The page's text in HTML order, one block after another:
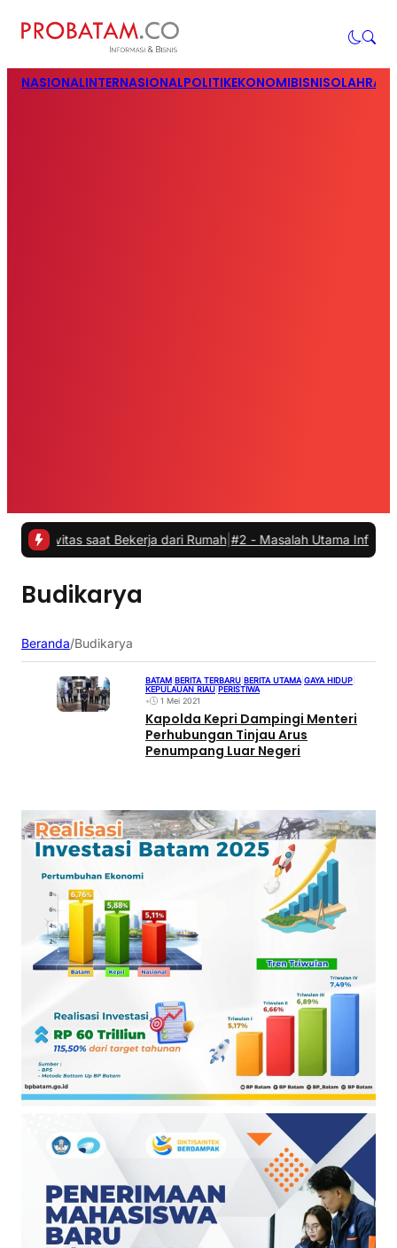
NASIONALINTERNASIONALPOLITIKEKONOMIBISNIS
saat Bekerja dari Rumah |#2 -Masalah Utama Infrastruktur
Budikarya
Beranda/Budikarya
BATAM BERITA TERBARU BERITA UTAMA GAYA HIDUP
KEPULAUAN RIAU PERISTIWA
•
1 Mei 2021
Kapolda Kepri Dampingi Menteri
Perhubungan Tinjau Arus
Penumpang Luar Negeri